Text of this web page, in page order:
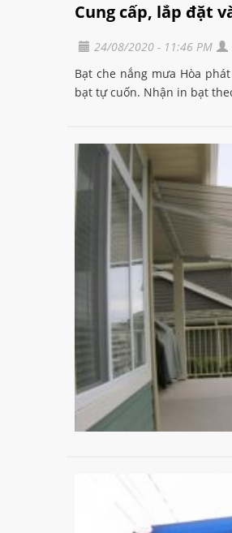
Cung cấp, lắp đặt
24/08/2020 - 11:46 PM
Bạt che nắng mưa Hòa
bạt tự cuốn. Nhận in bạt